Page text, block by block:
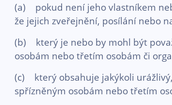
(a) pokud není jeho vlastníkem
že jejich zveřejnění, posílání nebo
(b) který je nebo by mohl být
osobám nebo třetím osobám či
(c) který obsahuje jakýkoli
spřízněným osobám nebo třetím